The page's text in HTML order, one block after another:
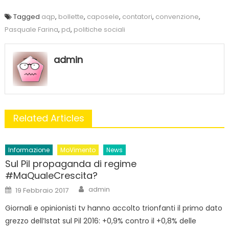
Tagged aqp, bollette, caposele, contatori, convenzione,
Pasquale Farina, pd, politiche sociali
admin
Related Articles
Informazione MoVimento News
Sul Pil propaganda di regime
#MaQualeCrescita?
Posted
on
19 Febbraio 2017 Author
admin
Giornali e opinionisti tv hanno accolto trionfanti il primo dato
grezzo dell’Istat sul Pil 2016: +0,9% contro il +0,8% delle